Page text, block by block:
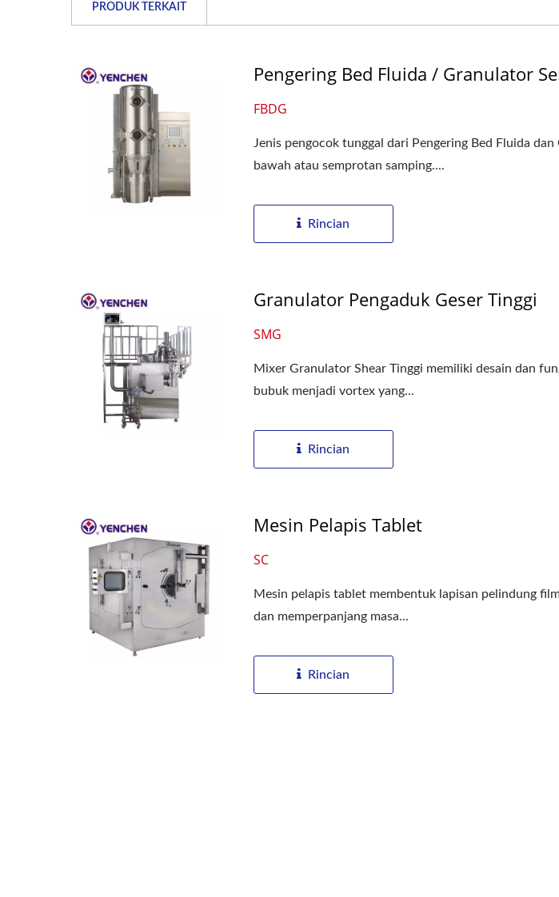
PRODUK TERKAIT
Pengering Bed Fluida / Granulator
FBDG
Jenis pengocok tunggal dari Pengering Bed Fluida
bawah atau semprotan samping....
Rincian
Granulator Pengaduk Geser Tinggi
SMG
Mixer Granulator Shear Tinggi memiliki desain dan
bubuk menjadi vortex yang...
Rincian
Mesin Pelapis Tablet
SC
Mesin pelapis tablet membentuk lapisan pelindung
dan memperpanjang masa...
Rincian